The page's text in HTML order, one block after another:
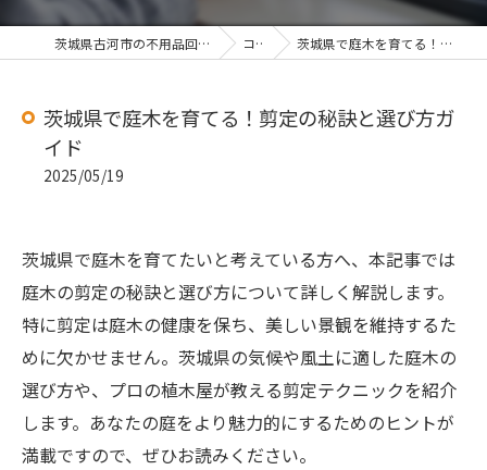
茨城県古河市の不用品回収なら片付け屋 ハリィ コラム 茨城県で庭木を育てる！剪定の秘訣と選び方ガイド
茨城県で庭木を育てる！剪定の秘訣と選び方ガ
イド
2025/05/19
茨城県で庭木を育てたいと考えている方へ、本記事では
庭木の剪定の秘訣と選び方について詳しく解説します。
特に剪定は庭木の健康を保ち、美しい景観を維持するた
めに欠かせません。茨城県の気候や風土に適した庭木の
選び方や、プロの植木屋が教える剪定テクニックを紹介
します。あなたの庭をより魅力的にするためのヒントが
満載ですので、ぜひお読みください。